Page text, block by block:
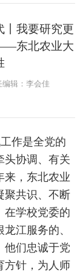
丨我要研究更
东北农业大
编辑：李会佳
作是全党的
头协调、有关
来，东北农业
聚共识、不断
在学校党委的
江服务的、
他们忠诚于党
方针，为人师